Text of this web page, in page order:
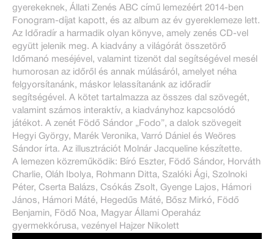
gyerekeknek, Állati Zenés ABC című lemezéért 2014-ben
Fonogram-díjat kapott, és az album az év gyereklemeze lett.
Az Időradír a harmadik olyan könyve, amely zenés CD-vel
együtt jelenik meg. A kiadvány a világórát összetörő
Időmanó meséjével, valamint tizenöt dal segítségével mesél
humorosan az időről és annak múlásáról, amelyet néha
felgyorsítanánk, máskor lelassítanánk az időradír
segítségével. A kötet tartalmazza az összes dal szövegét,
valamint számos interaktív, a kiadványhoz kapcsolódó
játékot. A zenét Födő Sándor „Fodo”, a dalok szövegeit
Hegyi György, Marék Veronika, Varró Dániel és Weöres
Sándor írta. Az illusztrációt Molnár Jacqueline készítette.
A lemezen közreműködik: Bíró Eszter, Födő Sándor, Horváth
Charlie, Oláh Ibolya, Rohmann Ditta, Szalóki Ági, Szolnoki
Péter, Cserta Balázs, Csókás Zsolt, Gyenge Lajos, Hámori
János, Hámori Máté, Hegedűs Máté, Bősz Mirkó, Födő
Benjamin, Födő Noa, Magyar Állami Operaház
gyermekkórusa, vezényel Hajzer Nikolett